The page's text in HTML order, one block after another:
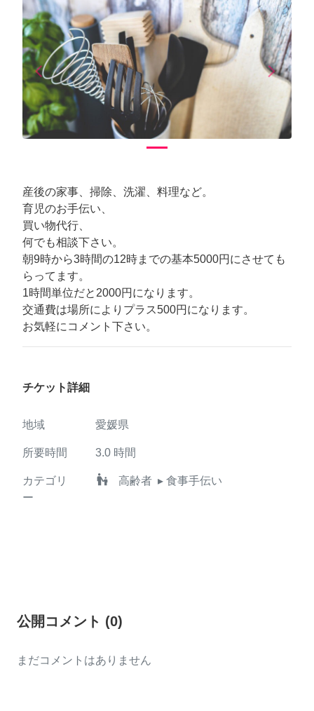
arrow_back_iosPrevious arrow_forward_iosNext
産後の家事、掃除、洗濯、料理など。
育児のお手伝い、
買い物代行、
何でも相談下さい。
朝9時から3時間の12時までの基本5000円にさせても
らってます。
1時間単位だと2000円になります。
交通費は場所によりプラス500円になります。
お気軽にコメント下さい。
チケット詳細
地域 愛媛県
所要時間 3.0 時間
カテゴリ
ー
escalator_warning 高齢者 ▸ 食事手伝い
公開コメント (0)
まだコメントはありません